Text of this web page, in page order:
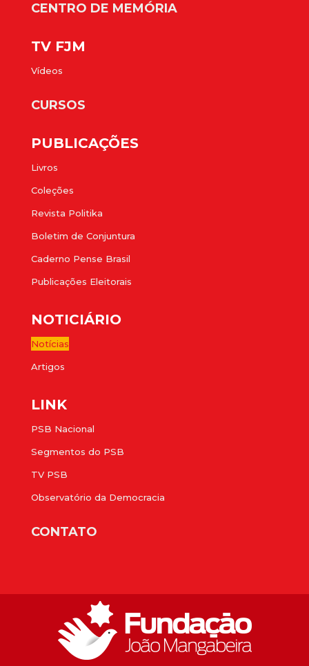
CENTRO DE MEMÓRIA
TV FJM
Vídeos
CURSOS
PUBLICAÇÕES
Livros
Coleções
Revista Politika
Boletim de Conjuntura
Caderno Pense Brasil
Publicações Eleitorais
NOTICIÁRIO
Notícias
Artigos
LINK
PSB Nacional
Segmentos do PSB
TV PSB
Observatório da Democracia
CONTATO